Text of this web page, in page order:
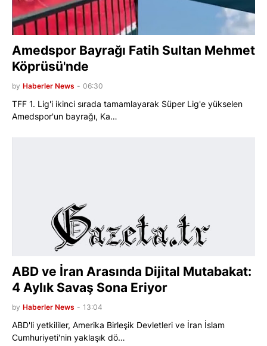
Amedspor Bayrağı Fatih Sultan Mehmet
Köprüsü'nde
by Haberler News - 06:30
TFF 1. Lig'i ikinci sırada tamamlayarak Süper Lig'e yükselen
Amedspor'un bayrağı, Ka…
ABD ve İran Arasında Dijital Mutabakat:
4 Aylık Savaş Sona Eriyor
by Haberler News - 13:04
ABD'li yetkililer, Amerika Birleşik Devletleri ve İran İslam
Cumhuriyeti'nin yaklaşık dö…